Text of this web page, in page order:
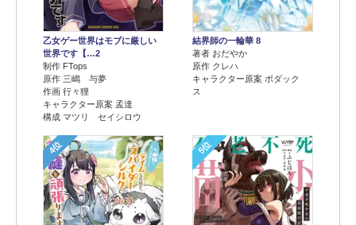
乙女ゲー世界はモブに厳しい
世界です【…2
制作 FTops
原作 三嶋 与夢
作画 行々狸
キャラクター原案 孟達
構成 マツリ セイシロウ
結界師の一輪華 8
著者 おだやか
原作 クレハ
キャラクター原案 ボダック
ス
4位 5位